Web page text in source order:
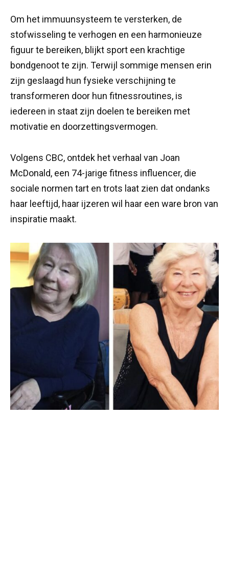
Om het immuunsysteem te versterken, de
stofwisseling te verhogen en een harmonieuze
figuur te bereiken, blijkt sport een krachtige
bondgenoot te zijn. Terwijl sommige mensen erin
zijn geslaagd hun fysieke verschijning te
transformeren door hun fitnessroutines, is
iedereen in staat zijn doelen te bereiken met
motivatie en doorzettingsvermogen.
Volgens CBC, ontdek het verhaal van Joan
McDonald, een 74-jarige fitness influencer, die
sociale normen tart en trots laat zien dat ondanks
haar leeftijd, haar ijzeren wil haar een ware bron van
inspiratie maakt.